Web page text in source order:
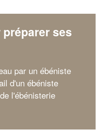
ses
par un ébéniste
d'un ébéniste
l'ébénisterie